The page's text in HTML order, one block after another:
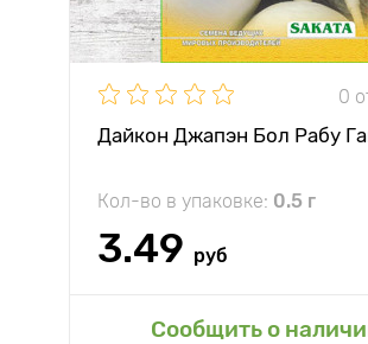
0
Дайкон Джапэн Бол Рабу
Кол-во в упаковке: 0.5 г
3.49 руб
Сообщить о